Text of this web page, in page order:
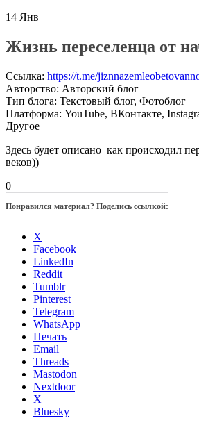
14 Янв
Жизнь переселенца от
Ссылка: https://t.me/
Авторство: Авторский блог
Тип блога: Текстовый блог, Фотоблог
Платформа: YouTube, ВКонтакте,
Другое
Здесь будет описано как происходил
веков))
0
Понравился материал? Поделись ссылкой:
X
Facebook
LinkedIn
Reddit
Tumblr
Pinterest
Telegram
WhatsApp
Печать
Email
Threads
Mastodon
Nextdoor
X
Bluesky